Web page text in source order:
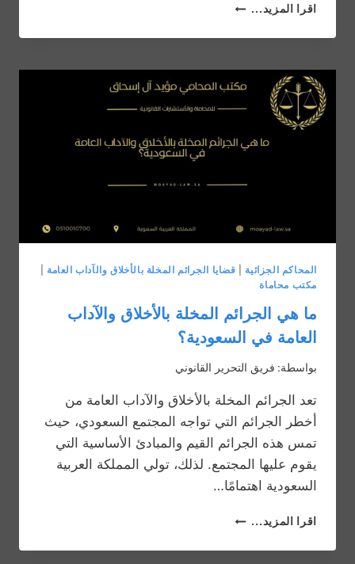
اقرا المزيد... محامي
ابتزاز:
حماية
حقوقك
القانونية
المحاكم الجزائية قضايا الجرائم المخلة بالأخلاق والآداب العامة
مكتب محاماة
ما هي الجرائم المخلة بالأخلاق والآداب
العامة في السعودية؟
بواسطة: فريق التحرير القانوني
تعد الجرائم المخلة بالأخلاق والآداب العامة من
أخطر الجرائم التي تواجه المجتمع السعودي، حيث
تمس هذه الجرائم القيم والمبادئ الأساسية التي
يقوم عليها المجتمع. لذلك، تولي المملكة العربية
السعودية اهتمامًا…
اقرا المزيد... ما
الجرائم